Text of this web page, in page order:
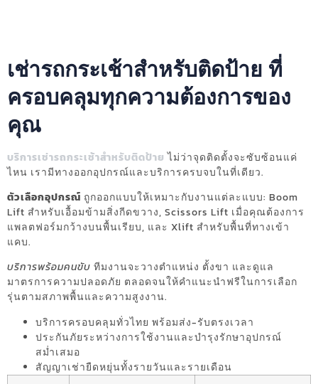
เช่ารถกระเช้าสำหรับติดป้าย ที่
ครอบคลุมทุกความต้องการของ
คุณ
บริการเช่ารถกระเช้าสำหรับติดป้ายไม่ว่าจุดติดตั้งจะซับซ้อนแค่
ไหน เรามีทางออกอุปกรณ์และบริการครบจบในที่เดียว.
ตัวเลือกอุปกรณ์ ถูกออกแบบให้เหมาะกับงานแต่ละแบบ: Boom
Lift สำหรับเอื้อมข้ามสิ่งกีดขวาง, Scissors Lift เมื่อคุณต้องการ
แพลตฟอร์มกว้างบนพื้นเรียบ, และ Xlift สำหรับพื้นที่ทางเข้า
แคบ.
บริการพร้อมคนขับ ทีมงานจะวางตำแหน่ง ตั้งขา และดูแล
มาตรการความปลอดภัย ตลอดจนให้คำแนะนำฟรีในการเลือก
รุ่นตามสภาพพื้นและความสูงงาน.
บริการครอบคลุมทั่วไทย พร้อมส่ง-รับตรงเวลา
ประกันภัยระหว่างการใช้งานและบำรุงรักษาอุปกรณ์
สม่ำเสมอ
สัญญาเช่ายืดหยุ่นทั้งรายวันและรายเดือน